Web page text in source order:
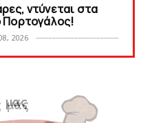
ντύνεται στα
Πορτογάλος!
2026
2026